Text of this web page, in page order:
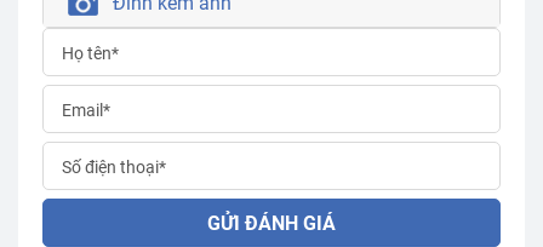
GỬI ĐÁNH GIÁ